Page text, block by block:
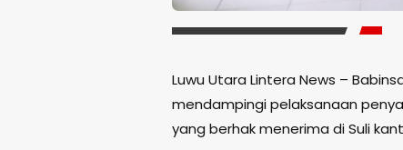
Luwu Utara Lintera News –
mendampingi pelaksanaan
yang berhak menerima di Suli